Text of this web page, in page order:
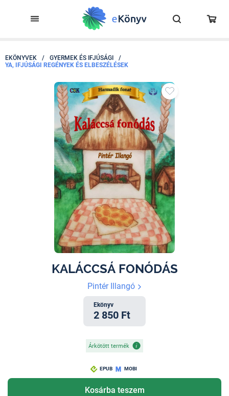
EKÖNYVEK / GYERMEK ÉS IFJÚSÁGI
/
YA, IFJÚSÁGI REGÉNYEK ÉS ELBESZÉLÉSEK
KALÁCCSÁ FONÓDÁS
Pintér Illangó
Ekönyv
2 850 Ft
Árkötött termék
EPUB MOBI
Kosárba teszem